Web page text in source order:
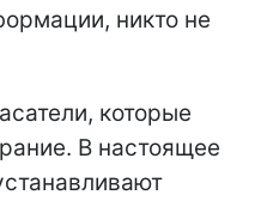
никто не
которые
В настоящее